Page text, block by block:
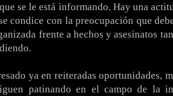
se le está informando. Hay una
condice con la preocupación que
frente a hechos y asesinatos
ya en reiteradas oportunidades,
patinando en el campo de la